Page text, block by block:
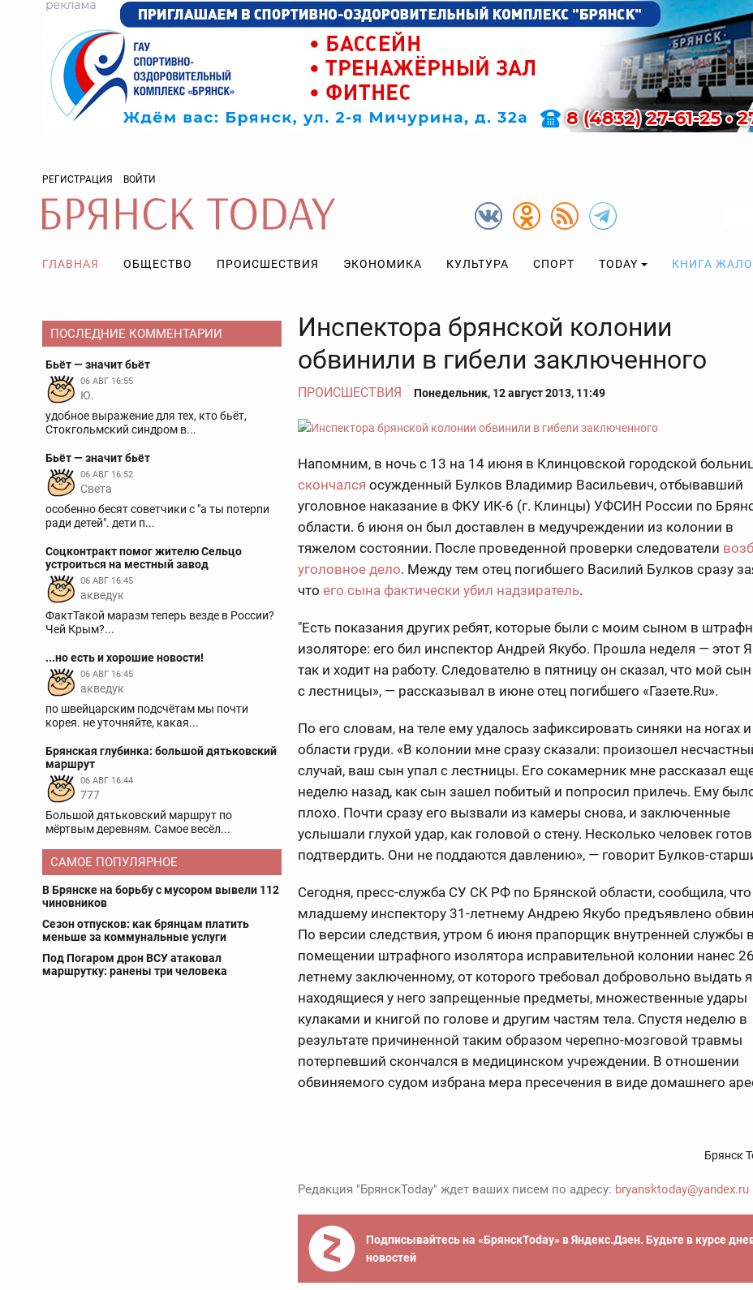
РЕГИСТРАЦИЯ ВОЙТИ
ГЛАВНАЯ ОБЩЕСТВО ПРОИСШЕСТВИЯ ЭКОНОМИКА КУЛЬТУРА СПОРТ TODAY КНИГА
ПОСЛЕДНИЕ КОММЕНТАРИИ
Бьёт — значит бьёт
06 АВГ 16:55
Ю.
удобное выражение для тех, кто бьёт,
Стокгольмский синдром в...
Бьёт — значит бьёт
06 АВГ 16:52
Света
особенно бесят советчики с "а ты потерпи
ради детей". дети п...
Соцконтракт помог жителю Сельцо
устроиться на местный завод
06 АВГ 16:45
акведук
ФактТакой маразм теперь везде в России?
Чей Крым?...
...но есть и хорошие новости!
06 АВГ 16:45
акведук
по швейцарским подсчётам мы почти
корея. не уточняйте, какая...
Брянская глубинка: большой дятьковский
маршрут
06 АВГ 16:44
777
Большой дятьковский маршрут по
мёртвым деревням. Самое весёл...
САМОЕ ПОПУЛЯРНОЕ
В Брянске на борьбу с мусором вывели 112
чиновников
Сезон отпусков: как брянцам платить
меньше за коммунальные услуги
Под Погаром дрон ВСУ атаковал
маршрутку: ранены три человека
Инспектора брянской колонии
обвинили в гибели заключенного
ПРОИСШЕСТВИЯ Понедельник, 12 август 2013, 11:49
Напомним, в ночь с 13 на 14 июня в Клинцовской городской
скончался осужденный Булков Владимир Васильевич, отбывавший
уголовное наказание в ФКУ ИК-6 (г. Клинцы) УФСИН России по
области. 6 июня он был доставлен в медучреждении из колонии в
тяжелом состоянии. После проведенной проверки следователи
уголовное дело. Между тем отец погибшего Василий Булков сразу
что его сына фактически убил надзиратель.
"Есть показания других ребят, которые были с моим сыном в
изоляторе: его бил инспектор Андрей Якубо. Прошла неделя — этот
так и ходит на работу. Следователю в пятницу он сказал, что мой
с лестницы», — рассказывал в июне отец погибшего «Газете.Ru».
По его словам, на теле ему удалось зафиксировать синяки на ногах
области груди. «В колонии мне сразу сказали: произошел
случай, ваш сын упал с лестницы. Его сокамерник мне рассказал
неделю назад, как сын зашел побитый и попросил прилечь. Ему
плохо. Почти сразу его вызвали из камеры снова, и заключенные
услышали глухой удар, как головой о стену. Несколько человек
подтвердить. Они не поддаются давлению», — говорит Булков-
Сегодня, пресс-служба СУ СК РФ по Брянской области, сообщила, что
младшему инспектору 31-летнему Андрею Якубо предъявлено
По версии следствия, утром 6 июня прапорщик внутренней службы в
помещении штрафного изолятора исправительной колонии нанес
летнему заключенному, от которого требовал добровольно выдать
находящиеся у него запрещенные предметы, множественные удары
кулаками и книгой по голове и другим частям тела. Спустя неделю в
результате причиненной таким образом черепно-мозговой травмы
потерпевший скончался в медицинском учреждении. В отношении
обвиняемого судом избрана мера пресечения в виде домашнего
Брянск
Редакция "БрянскToday" ждет ваших писем по адресу: bryansktoday@yandex.ru
Подписывайтесь на «БрянскToday» в Яндекс.Дзен. Будьте в курсе
новостей